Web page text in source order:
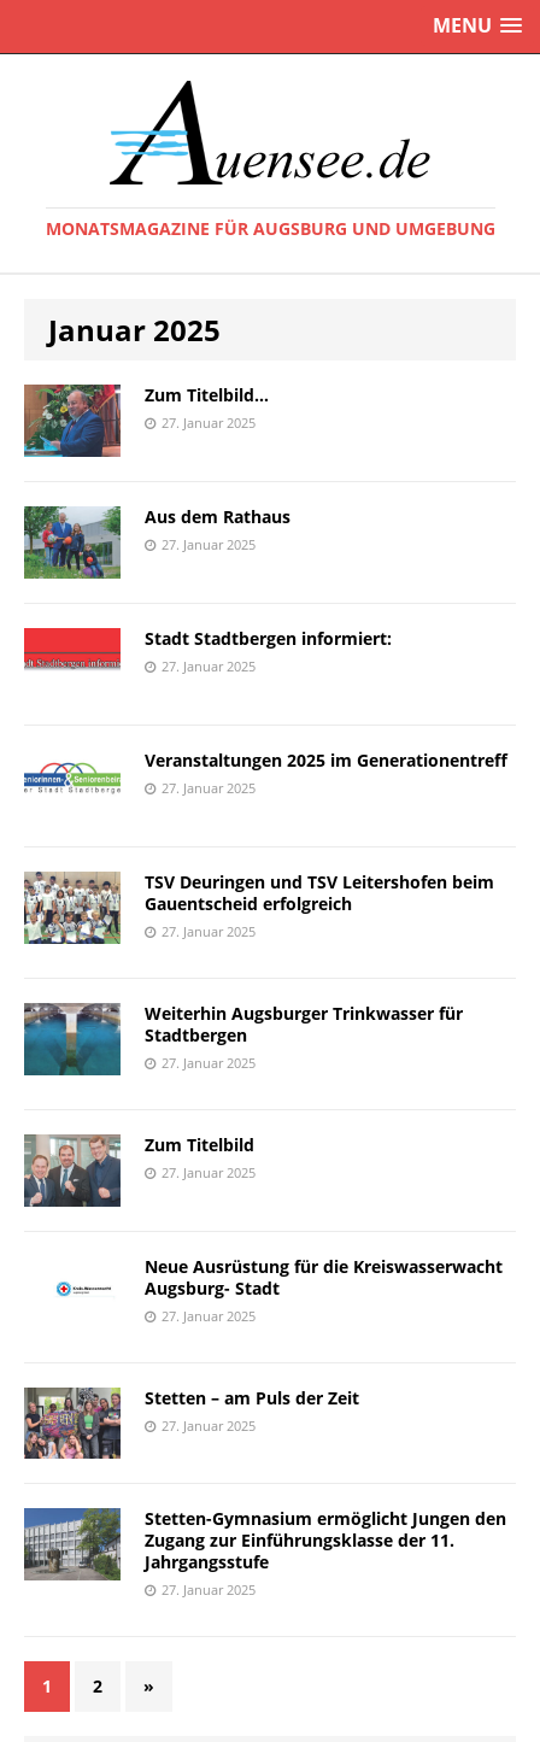
MENU
MONATSMAGAZINE FÜR AUGSBURG UND UMGEBUNG
Januar 2025
Zum Titelbild…
27. Januar 2025
Aus dem Rathaus
27. Januar 2025
Stadt Stadtbergen informiert:
27. Januar 2025
Veranstaltungen 2025 im Generationentreff
27. Januar 2025
TSV Deuringen und TSV Leitershofen beim
Gauentscheid erfolgreich
27. Januar 2025
Weiterhin Augsburger Trinkwasser für
Stadtbergen
27. Januar 2025
Zum Titelbild
27. Januar 2025
Neue Ausrüstung für die Kreiswasserwacht
Augsburg- Stadt
27. Januar 2025
Stetten – am Puls der Zeit
27. Januar 2025
Stetten-Gymnasium ermöglicht Jungen den
Zugang zur Einführungsklasse der 11.
Jahrgangsstufe
27. Januar 2025
1 2 »